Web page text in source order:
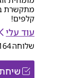
שיחת
מתקשרת
קלפים!
עוד עלי
שלוחה